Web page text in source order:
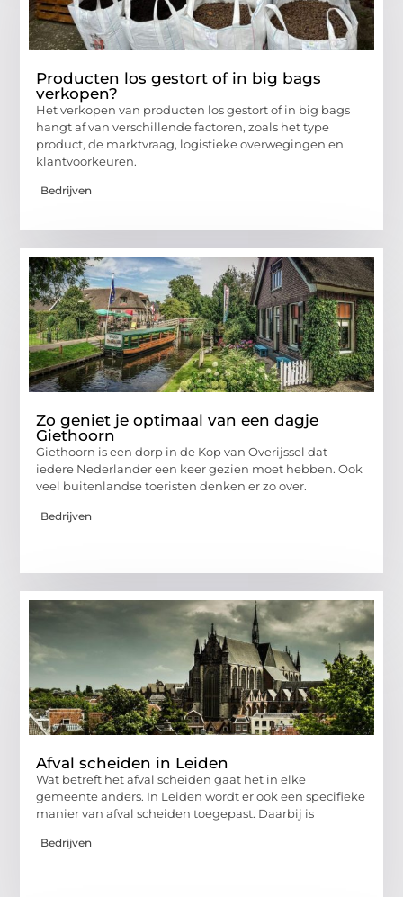
Producten los gestort of in big bags
verkopen?
Het verkopen van producten los gestort of in big bags
hangt af van verschillende factoren, zoals het type
product, de marktvraag, logistieke overwegingen en
klantvoorkeuren.
Bedrijven
Zo geniet je optimaal van een dagje
Giethoorn
Giethoorn is een dorp in de Kop van Overijssel dat
iedere Nederlander een keer gezien moet hebben. Ook
veel buitenlandse toeristen denken er zo over.
Bedrijven
Afval scheiden in Leiden
Wat betreft het afval scheiden gaat het in elke
gemeente anders. In Leiden wordt er ook een specifieke
manier van afval scheiden toegepast. Daarbij is
Bedrijven